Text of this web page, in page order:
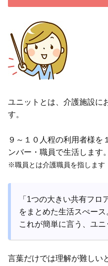
ユニットとは、介護施設に
す。
９～１０人程の利用者様を
ンバー・職員で生活します。
※職員とは介護職員を指します
「1つの大きい共有フロ
をまとめた生活スぺース
これが簡単に言う、ユニ
言葉だけでは理解が難しい